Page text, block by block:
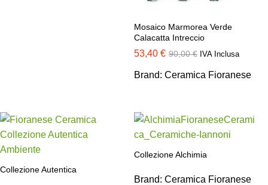
Mosaico Marmorea Verde
Calacatta Intreccio
53,40 € 90,00€ IVA Inclusa
Brand: Ceramica Fioranese
Collezione Autentica
Collezione Alchimia
Brand: Ceramica Fioranese